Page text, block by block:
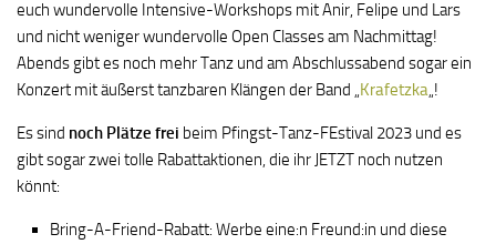
euch wundervolle Intensive-Workshops mit Anir, Felipe und Lars
und nicht weniger wundervolle Open Classes am Nachmittag!
Abends gibt es noch mehr Tanz und am Abschlussabend sogar ein
Konzert mit äußerst tanzbaren Klängen der Band „Krafetzka„!
Es sind noch Plätze frei beim Pfingst-Tanz-FEstival 2023 und es
gibt sogar zwei tolle Rabattaktionen, die ihr JETZT noch nutzen
könnt:
Bring-A-Friend-Rabatt: Werbe eine:n Freund:in und diese